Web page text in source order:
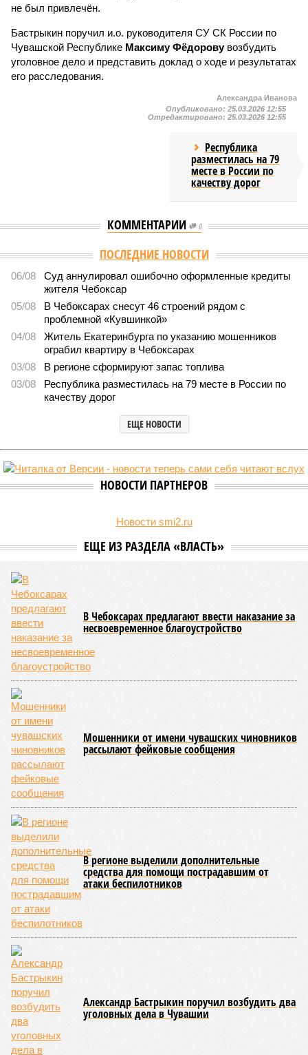
не был привлечён.
Бастрыкин поручил и.о. руководителя СУ СК России по
Чувашской Республике Максиму Фёдоровувозбудить
уголовное дело и представить доклад о ходе и результатах
его расследования.
Александра Иванова
Опубликовано: 25.03.2026 12:55
Отредактировано: 25.03.2026 12:55
Республика
разместилась на 79
месте в России по
качеству дорог
КОММЕНТАРИИ 0
ПОСЛЕДНИЕ НОВОСТИ
06/08
Суд аннулировал ошибочно оформленные кредиты
жителя Чебоксар
05/08
В Чебоксарах снесут 46 строений рядом с
проблемной «Кувшинкой»
04/08
Житель Екатеринбурга по указанию мошенников
ограбил квартиру в Чебоксарах
03/08
В регионе сформируют запас топлива
03/08
Республика разместилась на 79 месте в России по
качеству дорог
ЕЩЕ НОВОСТИ
НОВОСТИ ПАРТНЕРОВ
Новости smi2.ru
ЕЩЕ ИЗ РАЗДЕЛА «ВЛАСТЬ»
В Чебоксарах предлагают ввести наказание за
несвоевременное благоустройство
Мошенники от имени чувашских чиновников
рассылают фейковые сообщения
В регионе выделили дополнительные
средства для помощи пострадавшим от
атаки беспилотников
Александр Бастрыкин поручил возбудить два
уголовных дела в Чувашии